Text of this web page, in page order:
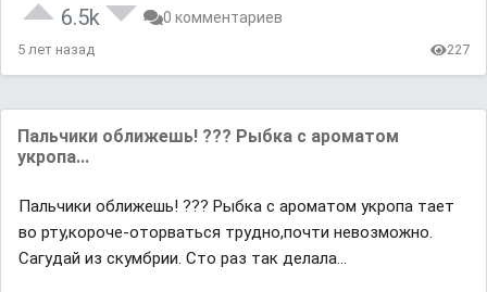
6.5k 0 комментариев
5 лет назад 227
Пальчики оближешь! ??? Рыбка с ароматом
укропа...
Пальчики оближешь! ??? Рыбка с ароматом укропа тает
во рту,короче-оторваться трудно,почти невозможно.
Сагудай из скумбрии. Сто раз так делала...